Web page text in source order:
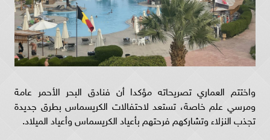
واختتم العماري تصريحاته مؤكدا أن فنادق البحر الأحمر عامة
ومرسي علم خاصة، تستعد لاحتفالات الكريسماس بطرق جديدة
تجذب النزلاء وتشاركهم فرحتهم بأعياد الكريسماس وأعياد الميلاد.